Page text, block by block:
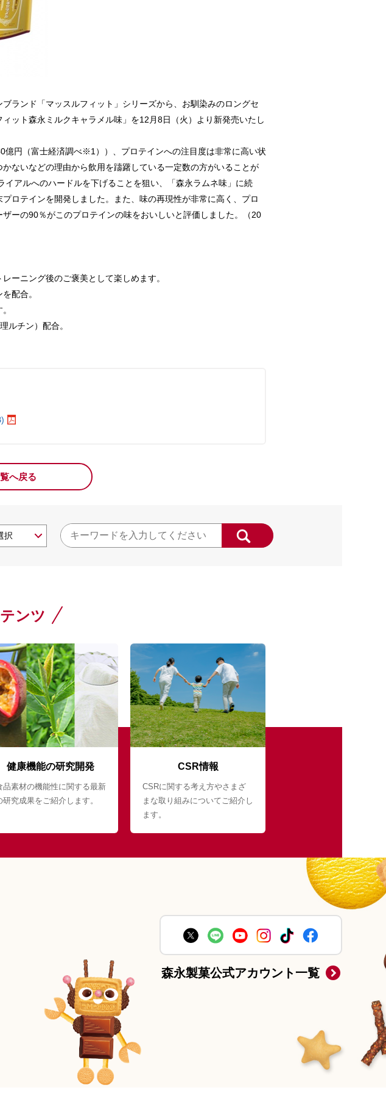
ランド「マッスルフィット」シリーズから、お馴染みのロングセ
ット森永ミルクキャラメル味」を12月8日（火）より新発売いたし
円（富士経済調べ※1））、プロテインへの注目度は非常に高い状
ないなどの理由から飲用を躊躇している一定数の方がいることが
アルへのハードルを下げることを狙い、「森永ラムネ味」に続
ロテインを開発しました。また、味の再現性が非常に高く、プロ
ーの90％がこのプロテインの味をおいしいと評価しました。（20
ーニング後のご褒美として楽しめます。
配合。
ルチン）配合。
へ戻る
ンツ
健康機能の研究開発
品素材の機能性に関する最新
研究成果をご紹介します。
CSR情報
CSRに関する考え方やさまざ
まな取り組みについてご紹介し
ます。
森永製菓公式アカウント一覧